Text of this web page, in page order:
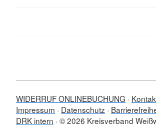
WIDERRUF ONLINEBUCHUNG
Impressum
Datenschutz
DRK intern © 2026 Kreisverband